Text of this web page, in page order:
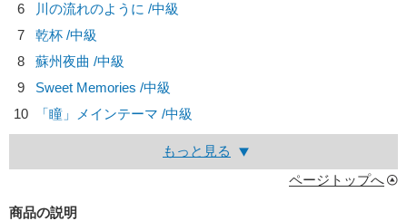
6
川の流れのように /中級
7
乾杯 /中級
8
蘇州夜曲 /中級
9
Sweet Memories /中級
10
「瞳」メインテーマ /中級
もっと見る
ページトップへ
商品の説明